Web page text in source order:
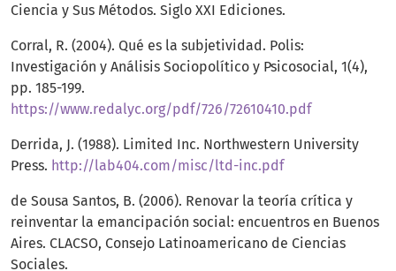
Ciencia y Sus Métodos. Siglo XXI Ediciones.
Corral, R. (2004). Qué es la subjetividad. Polis:
Investigación y Análisis Sociopolítico y Psicosocial, 1(4),
pp. 185-199.
https://www.redalyc.org/pdf/726/72610410.pdf
Derrida, J. (1988). Limited Inc. Northwestern University
Press. http://lab404.com/misc/ltd-inc.pdf
de Sousa Santos, B. (2006). Renovar la teoría crítica y
reinventar la emancipación social: encuentros en Buenos
Aires. CLACSO, Consejo Latinoamericano de Ciencias
Sociales.